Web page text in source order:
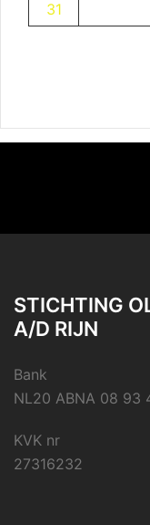
31
STICHTING
A/D RIJN
Bank
NL20 ABNA 08 93
KVK nr
27316232